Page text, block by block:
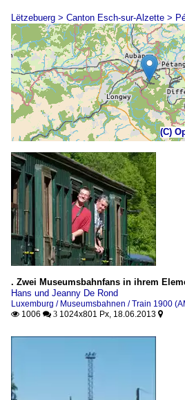
Lëtzebuerg > Canton Esch-sur-Alzette >
(C)
. Zwei Museumsbahnfans in ihrem
Hans und Jeanny De Rond
Luxemburg / Museumsbahnen / Train 1900
 1006  3 1024x801 Px, 18.06.2013 